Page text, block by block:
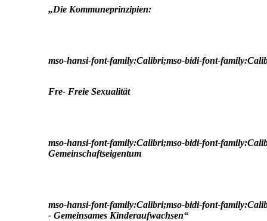
„Die Kommuneprinzipien:
mso-hansi-font-family:Calibri;mso-bidi-font-
Fre- Freie Sexualität
mso-hansi-font-family:Calibri;mso-bidi-font-
Gemeinschaftseigentum
mso-hansi-font-family:Calibri;mso-bidi-font-
- Gemeinsames Kinderaufwachsen“